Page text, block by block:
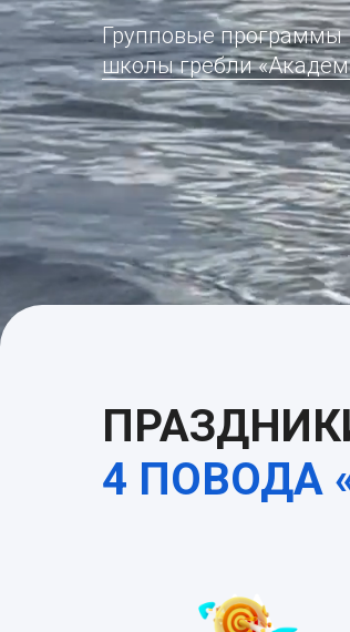
Групповые программы
школы гребли
4 ПОВОДА